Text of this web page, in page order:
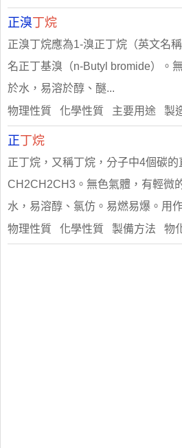
正溴丁烷
正溴丁烷應為1-溴正丁烷（英文名
名正丁基溴（n-Butyl bromide）。
於水，易溶於醇、醚...
物理性質 化學性質 主要用途 製
正丁烷
正丁烷，又稱丁烷，分子中4個碳
CH2CH2CH3。無色氣體，有輕微
水，易溶醇、氯仿。易燃易爆。用
物理性質 化學性質 製備方法 物